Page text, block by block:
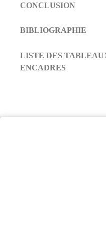
CONCLUSION
BIBLIOGRAPHIE
LISTE DES
ENCADRES